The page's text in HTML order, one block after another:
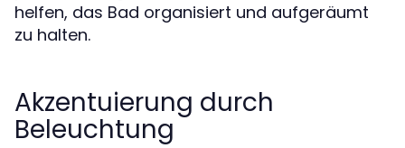
helfen, das Bad organisiert und aufgeräumt
zu halten.
Akzentuierung durch
Beleuchtung